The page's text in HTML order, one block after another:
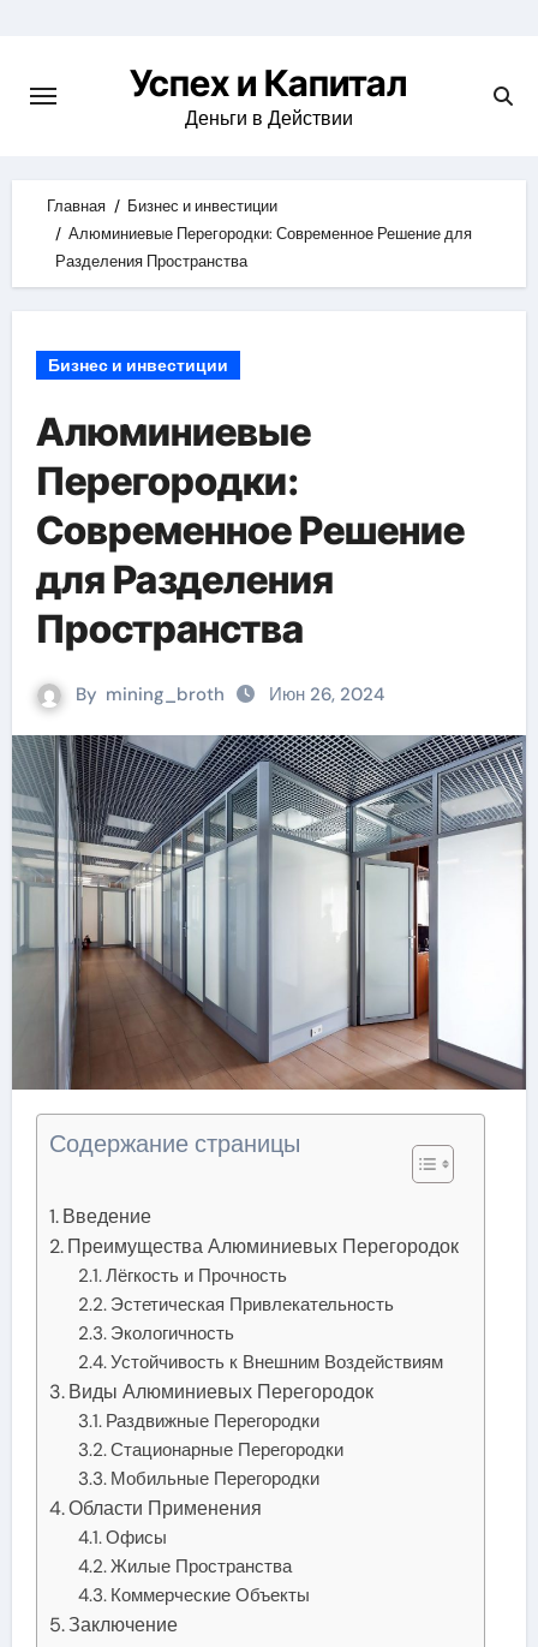
content
Успех и Капитал
Деньги в Действии
Главная
Бизнес и инвестиции
Алюминиевые Перегородки: Современное Решение для
Разделения Пространства
Бизнес и инвестиции
Алюминиевые
Перегородки:
Современное Решение
для Разделения
Пространства
By mining_broth Июн 26, 2024
Содержание страницы
Введение
Преимущества Алюминиевых Перегородок
Лёгкость и Прочность
Эстетическая Привлекательность
Экологичность
Устойчивость к Внешним Воздействиям
Виды Алюминиевых Перегородок
Раздвижные Перегородки
Стационарные Перегородки
Мобильные Перегородки
Области Применения
Офисы
Жилые Пространства
Коммерческие Объекты
Заключение